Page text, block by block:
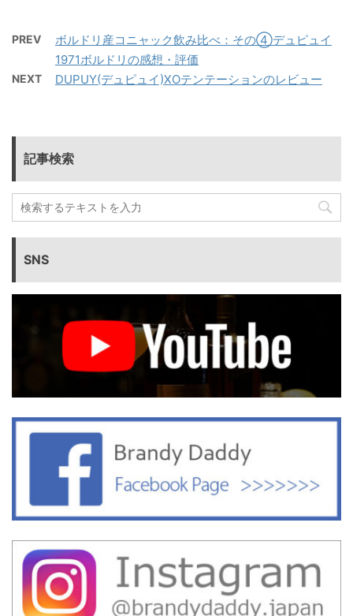
PREV
ボルドリ産コニャック飲み比べ：その④デュピュイ
1971ボルドリの感想・評価
NEXT DUPUY(デュピュイ)XOテンテーションのレビュー
記事検索
SNS